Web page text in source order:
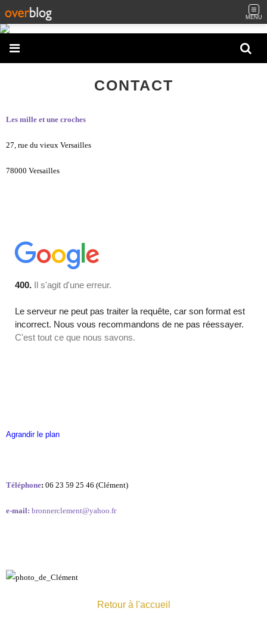
MENU
CONTACT
Les mille et une croches
27, rue du vieux Versailles
78000 Versailles
Agrandir le plan
Téléphone: 06 23 59 25 46 (Clément)
e-mail: bronnerclement@yahoo.fr
Retour à l'accueil